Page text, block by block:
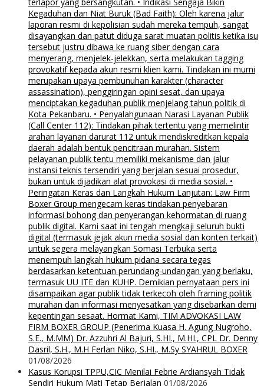
Kegaduhan dan Niat Buruk (Bad Faith): Oleh karena jalur
laporan resmi di kepolisian sudah mereka tempuh, sangat
disayangkan dan patut diduga sarat muatan politis ketika isu
tersebut justru dibawa ke ruang siber dengan cara
menyerang, menjelek-jelekkan, serta melakukan tagging
provokatif kepada akun resmi klien kami. Tindakan ini murni
merupakan upaya pembunuhan karakter (character
assassination), penggiringan opini sesat, dan upaya
menciptakan kegaduhan publik menjelang tahun politik di
Kota Pekanbaru. • Penyalahgunaan Narasi Layanan Publik
(Call Center 112): Tindakan pihak tertentu yang memelintir
arahan layanan darurat 112 untuk mendiskreditkan kepala
daerah adalah bentuk pencitraan murahan. Sistem
pelayanan publik tentu memiliki mekanisme dan jalur
instansi teknis tersendiri yang berjalan sesuai prosedur,
bukan untuk dijadikan alat provokasi di media sosial. •
Peringatan Keras dan Langkah Hukum Lanjutan: Law Firm
Boxer Group mengecam keras tindakan penyebaran
informasi bohong dan penyerangan kehormatan di ruang
publik digital. Kami saat ini tengah mengkaji seluruh bukti
digital (termasuk jejak akun media sosial dan konten terkait)
untuk segera melayangkan Somasi Terbuka serta
menempuh langkah hukum pidana secara tegas
berdasarkan ketentuan perundang-undangan yang berlaku,
termasuk UU ITE dan KUHP. Demikian pernyataan pers ini
disampaikan agar publik tidak terkecoh oleh framing politik
murahan dan informasi menyesatkan yang disebarkan demi
kepentingan sesaat. Hormat Kami, TIM ADVOKASI LAW
FIRM BOXER GROUP (Penerima Kuasa H. Agung Nugroho,
S.E., M.MM) Dr. Azzuhri Al Bajuri, S.HI., M.HI., CPL Dr. Denny
Dasril, S.H., M.H Ferlan Niko, S.HI., M.Sy SYAHRUL BOXER
01/08/2026
Kasus Korupsi TPPU,CIC Menilai Febrie Ardiansyah Tidak
Sendiri Hukum Mati Tetap Berjalan 01/08/2026